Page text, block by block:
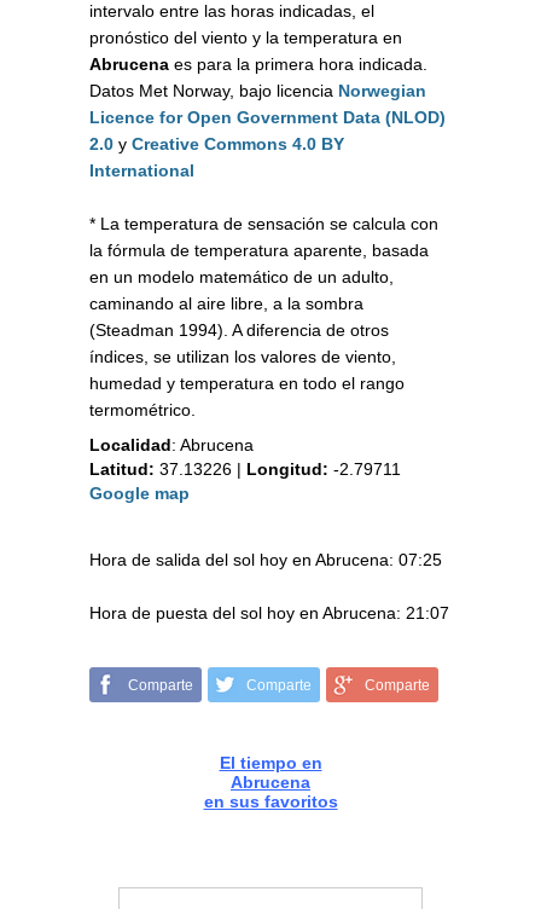
intervalo entre las horas indicadas, el
pronóstico del viento y la temperatura en
Abrucena es para la primera hora indicada.
Datos Met Norway, bajo licencia Norwegian
Licence for Open Government Data (NLOD)
2.0 y Creative Commons 4.0 BY
International
* La temperatura de sensación se calcula con
la fórmula de temperatura aparente, basada
en un modelo matemático de un adulto,
caminando al aire libre, a la sombra
(Steadman 1994). A diferencia de otros
índices, se utilizan los valores de viento,
humedad y temperatura en todo el rango
termométrico.
Localidad: Abrucena
Latitud: 37.13226 | Longitud: -2.79711
Google map
Hora de salida del sol hoy en Abrucena: 07:25
Hora de puesta del sol hoy en Abrucena: 21:07
Comparte Comparte Comparte
El tiempo en
Abrucena
en sus favoritos